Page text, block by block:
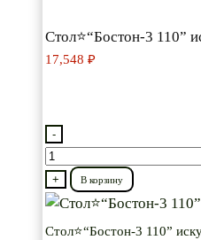
Стол⭐“Бостон-3 110”
17,548 ₽
-
Количество
товара
Стол⭐“Бостон-3
+ В корзину
Стол⭐“Бостон-3 110”